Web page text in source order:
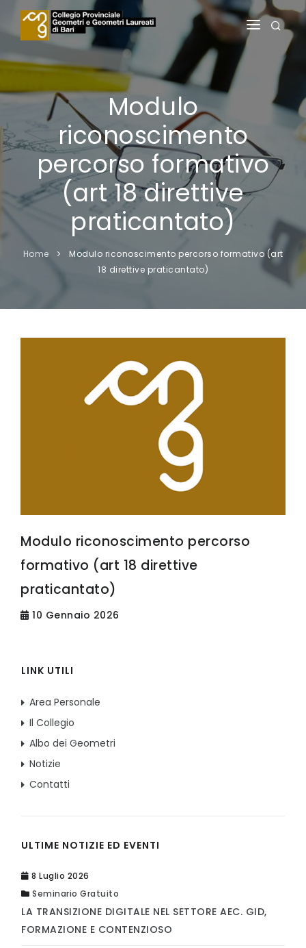
HOME
IL COLLEGIO
SERVIZI AGLI ISCRITTI
SERVIZI AI PRATICANTI
AREA RISERVATA
Modulo
riconoscimento
percorso formativo
(art 18 direttive
praticantato)
Home
Modulo riconoscimento percorso formativo (art
18 direttive praticantato)
Modulo riconoscimento percorso
formativo (art 18 direttive
praticantato)
10 Gennaio 2026
LINK UTILI
Area Personale
Il Collegio
Albo dei Geometri
Notizie
Contatti
ULTIME NOTIZIE ED EVENTI
8 Luglio 2026
Seminario Gratuito
LA TRANSIZIONE DIGITALE NEL SETTORE AEC. GID,
FORMAZIONE E CONTENZIOSO